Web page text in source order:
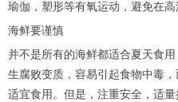
瑜伽，塑形等有氧运动，避免在高
海鲜要谨慎
并不是所有的海鲜都适合夏天食
生腐败变质，容易引起食物中毒
适宜食用。但是，注重安全，适量